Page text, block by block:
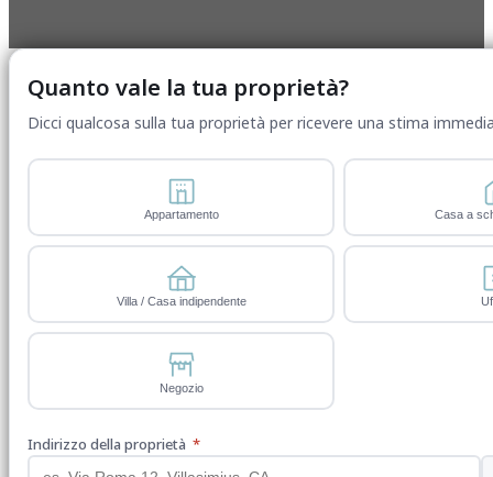
Quanto vale la tua proprietà?
Dicci qualcosa sulla tua proprietà per ricevere una stima
Appartamento Casa a
Villa / Casa indipendente
Negozio
Indirizzo della proprietà *